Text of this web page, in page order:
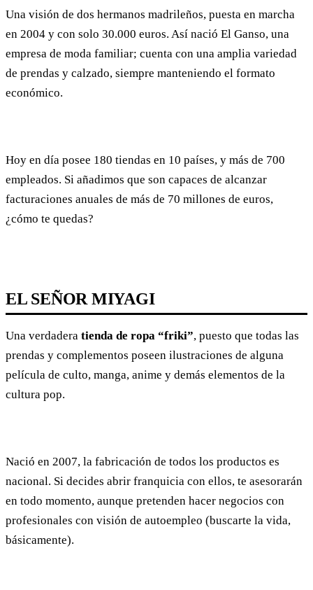
Una visión de dos hermanos madrileños, puesta en marcha
en 2004 y con solo 30.000 euros. Así nació El Ganso, una
empresa de moda familiar; cuenta con una amplia variedad
de prendas y calzado, siempre manteniendo el formato
económico.
Hoy en día posee 180 tiendas en 10 países, y más de 700
empleados. Si añadimos que son capaces de alcanzar
facturaciones anuales de más de 70 millones de euros,
¿cómo te quedas?
EL SEÑOR MIYAGI
Una verdadera tienda de ropa “friki”, puesto que todas las
prendas y complementos poseen ilustraciones de alguna
película de culto, manga, anime y demás elementos de la
cultura pop.
Nació en 2007, la fabricación de todos los productos es
nacional. Si decides abrir franquicia con ellos, te asesorarán
en todo momento, aunque pretenden hacer negocios con
profesionales con visión de autoempleo (buscarte la vida,
básicamente).